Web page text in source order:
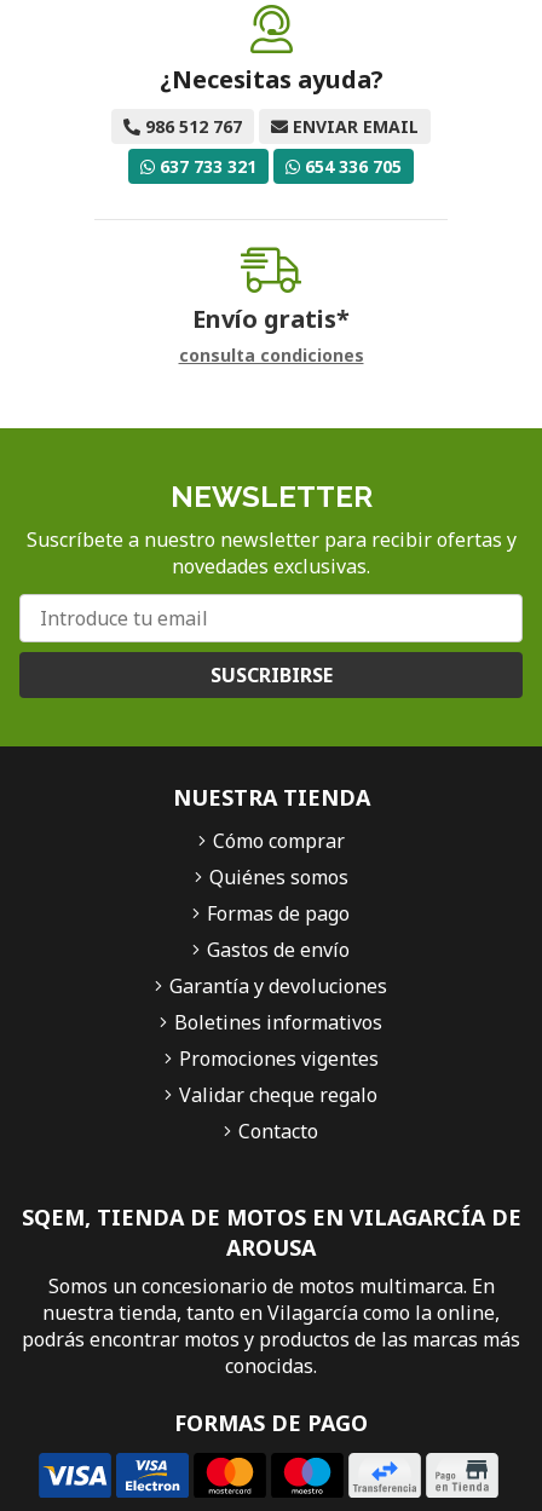
¿Necesitas ayuda?
986 512 767
ENVIAR EMAIL
637 733 321
654 336 705
Envío gratis*
consulta condiciones
NEWSLETTER
Suscríbete a nuestro newsletter para recibir ofertas y
novedades exclusivas.
SUSCRIBIRSE
SQEM, TIENDA DE MOTOS EN VILAGARCÍA DE
AROUSA
Somos un concesionario de motos multimarca. En
nuestra tienda, tanto en Vilagarcía como la online,
podrás encontrar motos y productos de las marcas más
conocidas.
FORMAS DE PAGO
NUESTRA TIENDA
Cómo comprar
Quiénes somos
Formas de pago
Gastos de envío
Garantía y devoluciones
Boletines informativos
Promociones vigentes
Validar cheque regalo
Contacto